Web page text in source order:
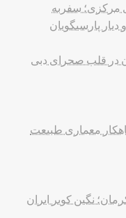
مرکزی؛ سفربه
پارسیگویان
در قلب صحرای دبی
معماری طبیعت
نگین کویر ایران